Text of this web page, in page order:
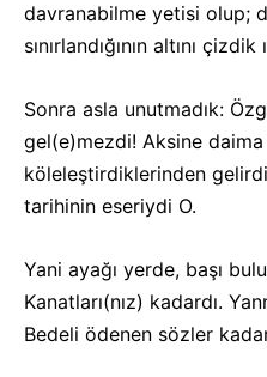
davranabilme yetisi olup;
sınırlandığının altını çizdik
Sonra asla unutmadık:
gel(e)mezdi! Aksine daima
köleleştirdiklerinden
tarihinin eseriydi O.
Yani ayağı yerde, başı
Kanatları(nız) kadardı.
Bedeli ödenen sözler